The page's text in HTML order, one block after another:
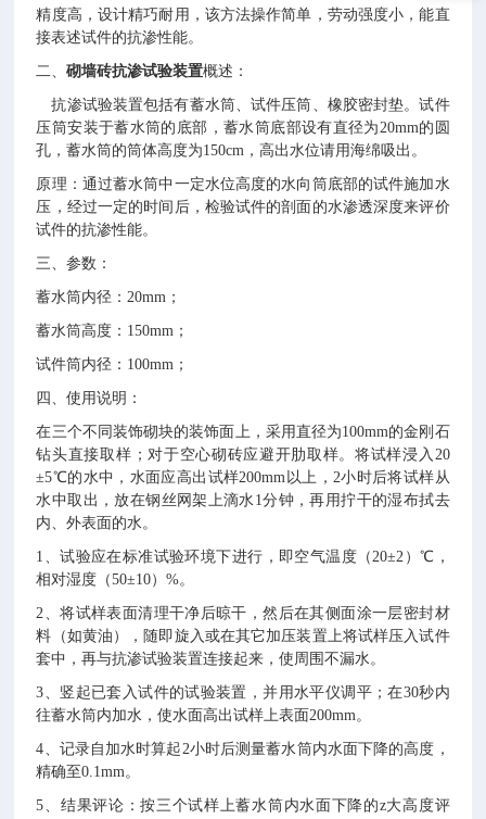
精度高，设计精巧耐用，该方法操作简单，劳动强度小，能直
接表述试件的抗渗性能。
二、砌墙砖抗渗试验装置概述：
抗渗试验装置包括有蓄水筒、试件压筒、橡胶密封垫。试件
压筒安装于蓄水筒的底部，蓄水筒底部设有直径为20mm的圆
孔，蓄水筒的筒体高度为150cm ，高出水位请用海绵吸出。
原理：通过蓄水筒中一定水位高度的水向筒底部的试件施加水
压，经过一定的时间后，检验试件的剖面的水渗透深度来评价
试件的抗渗性能。
三、参数：
蓄水筒内径：20mm ；
蓄水筒高度： 150mm ；
试件筒内径： 100mm ；
四、使用说明：
在三个不同装饰砌块的装饰面上，采用直径为100mm的金刚石
钻头直接取样；对于空心砌砖应避开肋取样。将试样浸入20
±5℃的水中，水面应高出试样200mm 以上，2小时后将试样从
水中取出，放在钢丝网架上滴水1分钟，再用拧干的湿布拭去
内、外表面的水。
1 、试验应在标准试验环境下进行，即空气温度（20±2 ）℃，
相对湿度（50±10）%。
2、将试样表面清理干净后晾干，然后在其侧面涂一层密封材
料（如黄油），随即旋入或在其它加压装置上将试样压入试件
套中，再与抗渗试验装置连接起来，使周围不漏水。
3、竖起已套入试件的试验装置，并用水平仪调平；在30秒内
往蓄水筒内加水，使水面高出试样上表面200mm。
4、记录自加水时算起2小时后测量蓄水筒内水面下降的高度，
精确至0.1mm。
5、结果评论：按三个试样上蓄水筒内水面下降的z大高度评